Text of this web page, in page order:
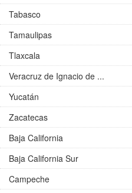
Tabasco
Tamaulipas
Tlaxcala
Veracruz de Ignacio de ...
Yucatán
Zacatecas
Baja California
Baja California Sur
Campeche